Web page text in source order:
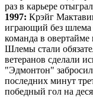
раз в карьере
1997: Крэйг
играющий без шлема
команда в
Шлемы стали
ветеранов сделали
"Эдмонтон"
последних минут
победный гол на